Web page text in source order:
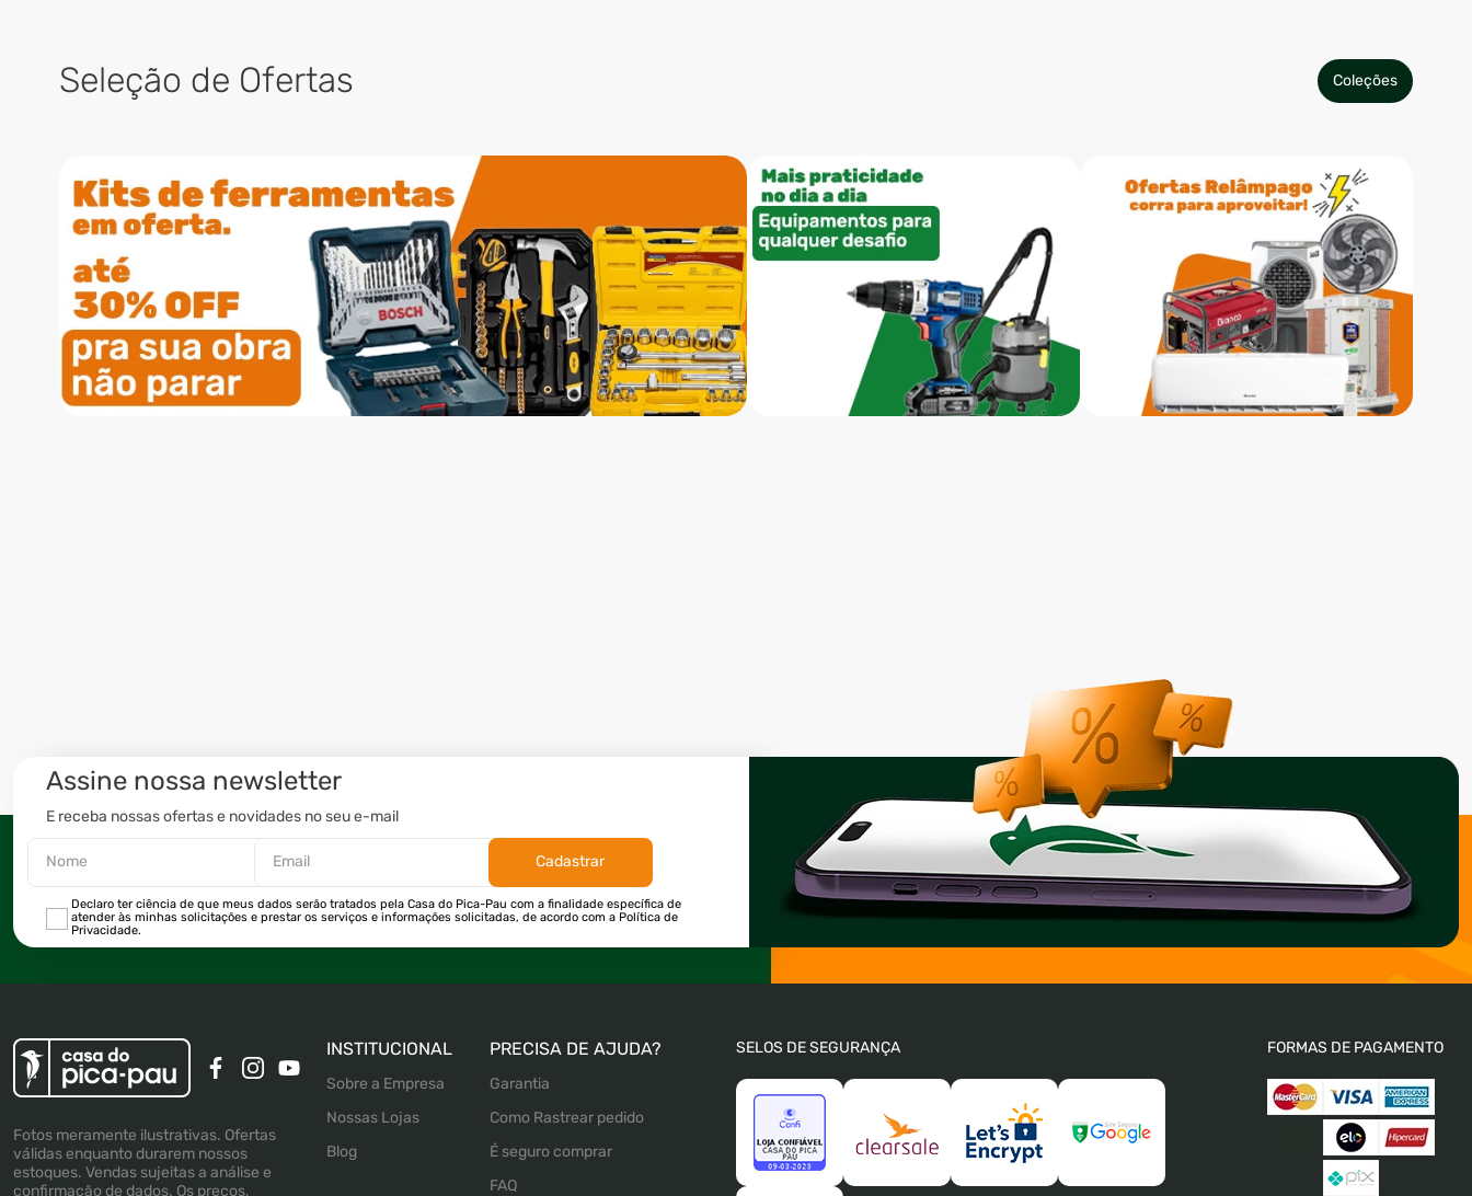
Seleção de Ofertas Coleções
Assine nossa newsletter
E receba nossas ofertas e novidades no seu e-mail
Cadastrar
Declaro ter ciência de que meus dados serão tratados pela Casa do Pica-Pau com a finalidade específica de
atender às minhas solicitações e prestar os serviços e informações solicitadas, de acordo com a Política de
Privacidade.
Fotos meramente ilustrativas. Ofertas
válidas enquanto durarem nossos
estoques. Vendas sujeitas a análise e
confirmação de dados. Os preços,
INSTITUCIONAL
Sobre a Empresa
Nossas Lojas
Blog
PRECISA DE AJUDA?
Garantia
Como Rastrear pedido
É seguro comprar
FAQ
SELOS DE SEGURANÇA FORMAS DE PAGAMENTO